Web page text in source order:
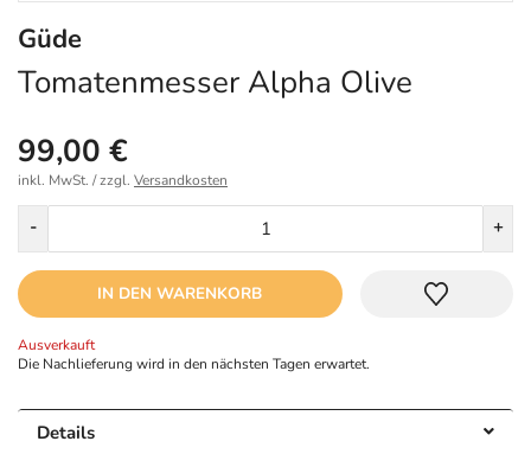
Güde
Tomatenmesser Alpha Olive
99,00 €
inkl. MwSt. / zzgl. Versandkosten
- +
IN DEN WARENKORB
Ausverkauft
Die Nachlieferung wird in den nächsten Tagen erwartet.
Details